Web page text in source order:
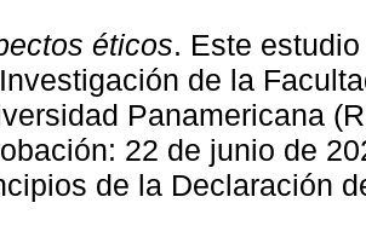
éticos. Este
de la
Panamericana
22 de junio de
de la Declaración